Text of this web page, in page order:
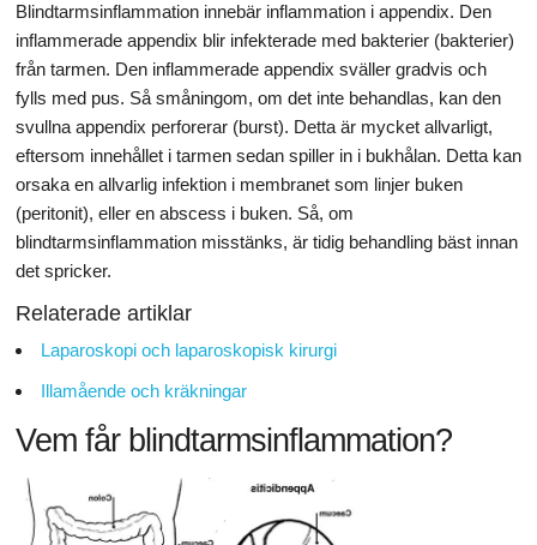
Blindtarmsinflammation innebär inflammation i appendix. Den
inflammerade appendix blir infekterade med bakterier (bakterier)
från tarmen. Den inflammerade appendix sväller gradvis och
fylls med pus. Så småningom, om det inte behandlas, kan den
svullna appendix perforerar (burst). Detta är mycket allvarligt,
eftersom innehållet i tarmen sedan spiller in i bukhålan. Detta kan
orsaka en allvarlig infektion i membranet som linjer buken
(peritonit), eller en abscess i buken. Så, om
blindtarmsinflammation misstänks, är tidig behandling bäst innan
det spricker.
Relaterade artiklar
Laparoskopi och laparoskopisk kirurgi
Illamående och kräkningar
Vem får blindtarmsinflammation?